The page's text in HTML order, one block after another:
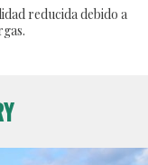
reducida debido a